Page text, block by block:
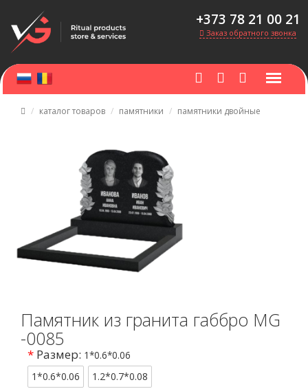
+373 78 21 00 21
Заказ обратного звонка
каталог товаров памятники памятники двойные
Памятник из гранита габбро MG
-0085
* Размер: 1*0.6*0.06
1*0.6*0.06
1.2*0.7*0.08